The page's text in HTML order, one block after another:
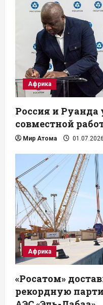
Африка
Россия и Руанда
совместной
Мир Атома 01.07.2026
Африка
«Росатом»
рекордную